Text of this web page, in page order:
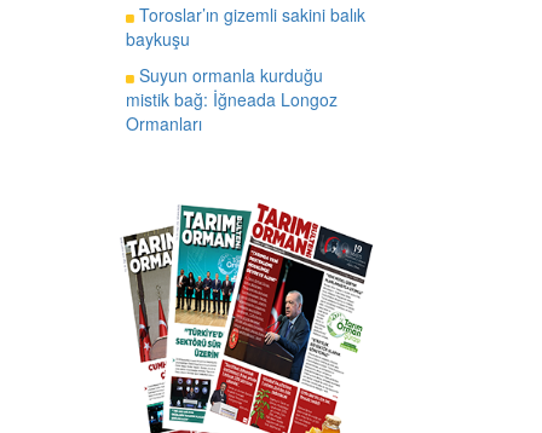
Toroslar’ın gizemli sakini balık
baykuşu
Suyun ormanla kurduğu
mistik bağ: İğneada Longoz
Ormanları